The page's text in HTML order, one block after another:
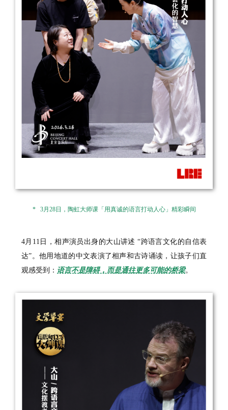
* 3月28日，陶虹大师课「用真诚的语言打动人心」精彩瞬间
4月11日，相声演员出身的大山讲述 “跨语言文化的自信表
达”。他用地道的中文表演了相声和古诗诵读，让孩子们直
观感受到： 语言不是障碍，而是通往更多可能的桥梁。